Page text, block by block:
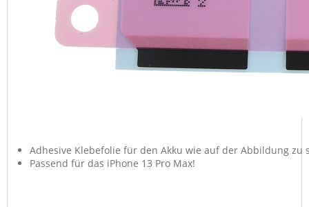
Adhesive Klebefolie für den Akku wie auf der Abbildung zu
Passend für das iPhone 13 Pro Max!